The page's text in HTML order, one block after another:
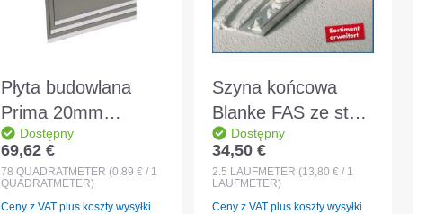
Płyta budowlana
Prima 20mm
2600x600mm
element płytkowy
Dostępny
Cena regularna:
69,62 €
78 QUADRATMETER (0,89 € / 1
QUADRATMETER)
Ceny z VAT plus koszty wysyłki
Szyna końcowa
Blanke FAS ze stali
nierdzewnej 10 mm
x 2,5 m - 300-280-
10025
Dostępny
Cena regularna:
34,50 €
2.5 LAUFMETER (13,80 € / 1
LAUFMETER)
Ceny z VAT plus koszty wysyłki